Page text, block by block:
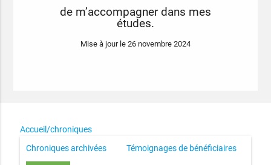
de m’accompagner dans mes
études.
Mise à jour le 26 novembre 2024
Accueil/chroniques
Chroniques archivées
Témoignages de bénéficiaires